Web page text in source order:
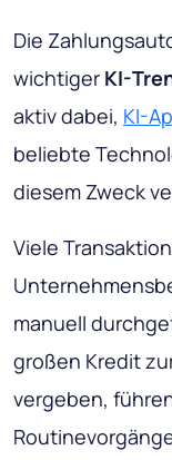
Die
wichtiger KI-
aktiv dabei, KI-
beliebte
diesem Zweck
Viele
manuell
großen Kredit
vergeben,